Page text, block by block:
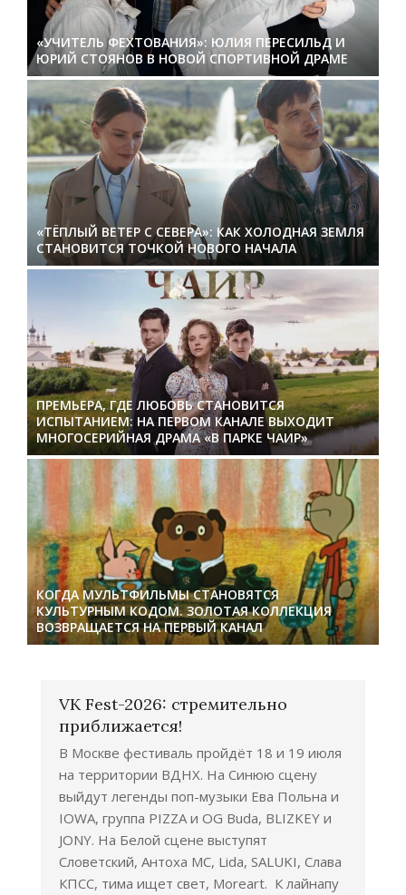
«УЧИТЕЛЬ ФЕХТОВАНИЯ»: ЮЛИЯ ПЕРЕСИЛЬД И
ЮРИЙ СТОЯНОВ В НОВОЙ СПОРТИВНОЙ ДРАМЕ
«ТЁПЛЫЙ ВЕТЕР С СЕВЕРА»: КАК ХОЛОДНАЯ ЗЕМЛЯ
СТАНОВИТСЯ ТОЧКОЙ НОВОГО НАЧАЛА
ПРЕМЬЕРА, ГДЕ ЛЮБОВЬ СТАНОВИТСЯ
ИСПЫТАНИЕМ: НА ПЕРВОМ КАНАЛЕ ВЫХОДИТ
МНОГОСЕРИЙНАЯ ДРАМА «В ПАРКЕ ЧАИР»
КОГДА МУЛЬТФИЛЬМЫ СТАНОВЯТСЯ
КУЛЬТУРНЫМ КОДОМ. ЗОЛОТАЯ КОЛЛЕКЦИЯ
ВОЗВРАЩАЕТСЯ НА ПЕРВЫЙ КАНАЛ
VK Fest-2026: стремительно
приближается!
В Москве фестиваль пройдёт 18 и 19 июля
на территории ВДНХ. На Синюю сцену
выйдут легенды поп-музыки Ева Польна и
IOWA, группа PIZZA и OG Buda, BLIZKEY и
JONY. На Белой сцене выступят
Словетский, Антоха МС, Lida, SALUKI, Слава
КПСС, тима ищет свет, Moreart. К лайнапу